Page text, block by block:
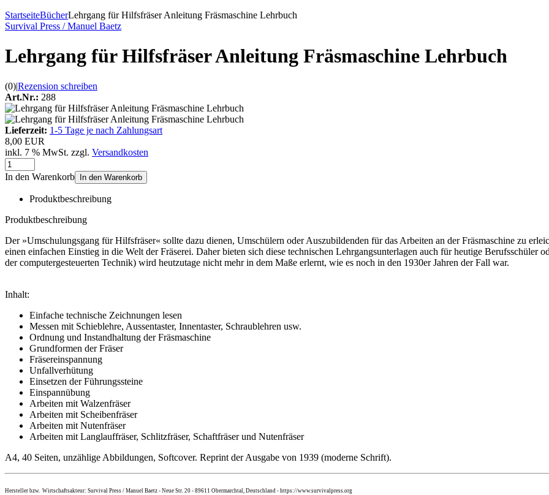
StartseiteBücherLehrgang für Hilfsfräser Anleitung Fräsmaschine Lehrbuch
Survival Press / Manuel Baetz
Lehrgang für Hilfsfräser Anleitung Fräsmaschine Lehrbuch
(0)|Rezension schreiben
Art.Nr.: 288
Lieferzeit: 1-5 Tage je nach Zahlungsart
8,00 EUR
inkl. 7 % MwSt. zzgl. Versandkosten
In den Warenkorb In den Warenkorb
Produktbeschreibung
Produktbeschreibung
Der »Umschulungsgang für Hilfsfräser« sollte dazu dienen, Umschülern oder Auszubildenden für das Arbeiten an der Fräsmaschine zu
einen einfachen Einstieg in die Welt der Fräserei. Daher bieten sich diese technischen Lehrgangsunterlagen auch für heutige Berufsschüler
der computergesteuerten Technik) wird heutzutage nicht mehr in dem Maße erlernt, wie es noch in den 1930er Jahren der Fall war.
Inhalt:
Einfache technische Zeichnungen lesen
Messen mit Schieblehre, Aussentaster, Innentaster, Schraublehren usw.
Ordnung und Instandhaltung der Fräsmaschine
Grundformen der Fräser
Fräsereinspannung
Unfallverhütung
Einsetzen der Führungssteine
Einspannübung
Arbeiten mit Walzenfräser
Arbeiten mit Scheibenfräser
Arbeiten mit Nutenfräser
Arbeiten mit Langlauffräser, Schlitzfräser, Schaftfräser und Nutenfräser
A4, 40 Seiten, unzählige Abbildungen, Softcover. Reprint der Ausgabe von 1939 (moderne Schrift).
Hersteller bzw. Wirtschaftsakteur: Survival Press / Manuel Baetz - Neue Str. 20 - 89611 Obermarchtal, Deutschland - https://www.survivalpress.org